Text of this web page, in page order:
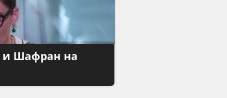
и Шафран на